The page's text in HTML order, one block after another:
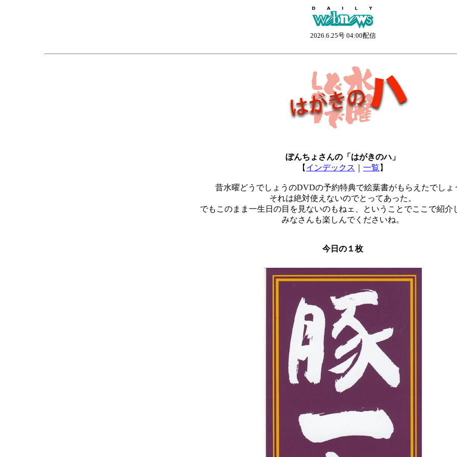
2026.6.25号 04:00配信
ぽんちょさんの「はがきのハ」
【 インデックス 一覧 】
昔水曜どうでしょうのDVDの予約特典で絵葉書がもらえたでしょ
それは絶対使えないのでとってあった。
でもこのまま一生日の目を見ないのもねェ、ということでここで紹介
みなさんも楽しんでくださいね。
今日の１枚